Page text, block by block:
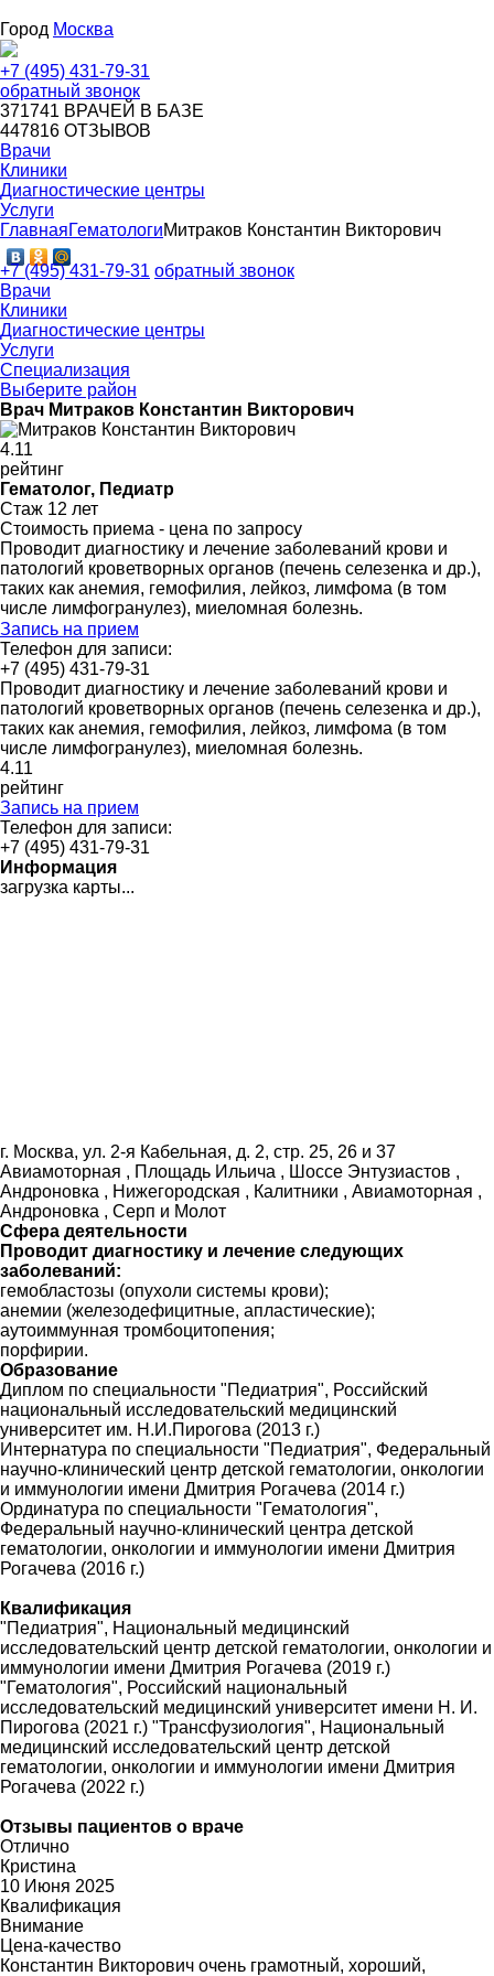
Город Москва
+7 (495) 431-79-31
обратный звонок
371741 ВРАЧЕЙ В БАЗЕ
447816 ОТЗЫВОВ
Врачи
Клиники
Диагностические центры
Услуги
ГлавнаяГематологиМитраков Константин Викторович
+7 (495) 431-79-31 обратный звонок
Врачи
Клиники
Диагностические центры
Услуги
Специализация
Выберите район
Врач Митраков Константин Викторович
4.11
рейтинг
Гематолог, Педиатр
Стаж 12 лет
Стоимость приема - цена по запросу
Проводит диагностику и лечение заболеваний крови и
патологий кроветворных органов (печень селезенка и др.),
таких как анемия, гемофилия, лейкоз, лимфома (в том
числе лимфогранулез), миеломная болезнь.
Запись на прием
Телефон для записи:
+7 (495) 431-79-31
Проводит диагностику и лечение заболеваний крови и
патологий кроветворных органов (печень селезенка и др.),
таких как анемия, гемофилия, лейкоз, лимфома (в том
числе лимфогранулез), миеломная болезнь.
4.11
рейтинг
Запись на прием
Телефон для записи:
+7 (495) 431-79-31
Информация
загрузка карты...
г. Москва, ул. 2-я Кабельная, д. 2, стр. 25, 26 и 37
Авиамоторная , Площадь Ильича , Шоссе Энтузиастов ,
Андроновка , Нижегородская , Калитники , Авиамоторная ,
Андроновка , Серп и Молот
Сфера деятельности
Проводит диагностику и лечение следующих
заболеваний:
гемобластозы (опухоли системы крови);
анемии (железодефицитные, апластические);
аутоиммунная тромбоцитопения;
порфирии.
Образование
Диплом по специальности "Педиатрия", Российский
национальный исследовательский медицинский
университет им. Н.И.Пирогова (2013 г.)
Интернатура по специальности "Педиатрия", Федеральный
научно-клинический центр детской гематологии, онкологии
и иммунологии имени Дмитрия Рогачева (2014 г.)
Ординатура по специальности "Гематология",
Федеральный научно-клинический центра детской
гематологии, онкологии и иммунологии имени Дмитрия
Рогачева (2016 г.)
Квалификация
"Педиатрия", Национальный медицинский
исследовательский центр детской гематологии, онкологии и
иммунологии имени Дмитрия Рогачева (2019 г.)
"Гематология", Российский национальный
исследовательский медицинский университет имени Н. И.
Пирогова (2021 г.) "Трансфузиология", Национальный
медицинский исследовательский центр детской
гематологии, онкологии и иммунологии имени Дмитрия
Рогачева (2022 г.)
Отзывы пациентов о враче
Отлично
Кристина
10 Июня 2025
Квалификация
Внимание
Цена-качество
Константин Викторович очень грамотный, хороший,